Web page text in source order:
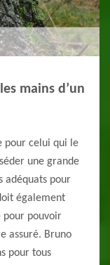
mains d’un
pour celui qui le
une grande
adéquats pour
également
pour pouvoir
assuré. Bruno
pour tous